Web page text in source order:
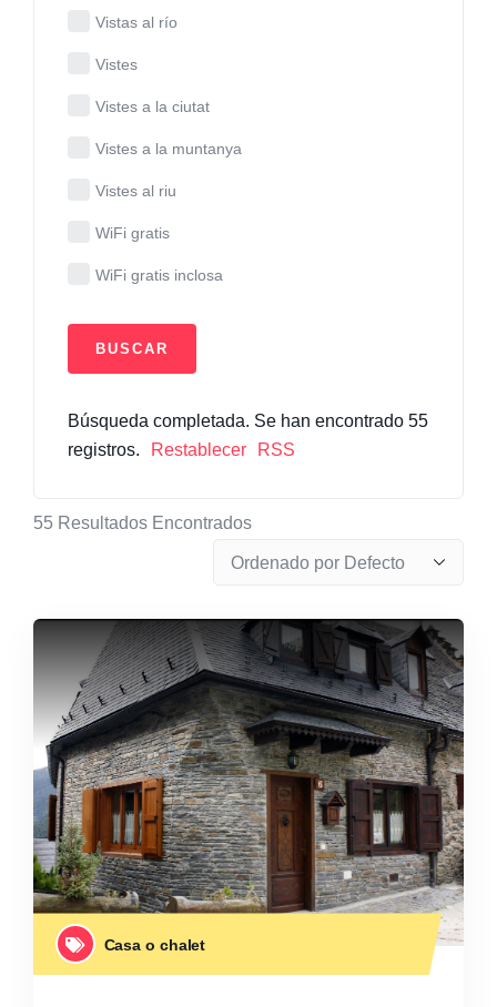
Vistas al río
Vistes
Vistes a la ciutat
Vistes a la muntanya
Vistes al riu
WiFi gratis
WiFi gratis inclosa
Búsqueda completada. Se han encontrado 55
registros.
Restablecer RSS
55 Resultados Encontrados
Casa o chalet